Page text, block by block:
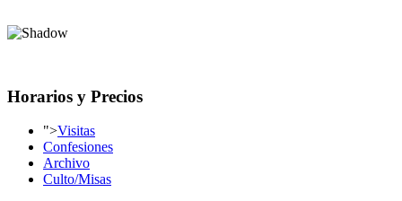
Horarios y Precios
">Visitas
Confesiones
Archivo
Culto/Misas